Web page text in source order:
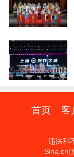
首页 客
违法和
Sina.cn(